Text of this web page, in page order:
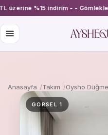
üzerine %15 indirim - -
Anasayfa Takım Oysho
GORSEL 1